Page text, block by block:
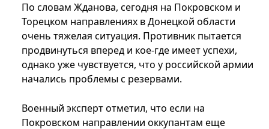
По словам Жданова, сегодня на Покровском и
Торецком направлениях в Донецкой области
очень тяжелая ситуация. Противник пытается
продвинуться вперед и кое-где имеет успехи,
однако уже чувствуется, что у российской армии
начались проблемы с резервами.
Военный эксперт отметил, что если на
Покровском направлении оккупантам еще